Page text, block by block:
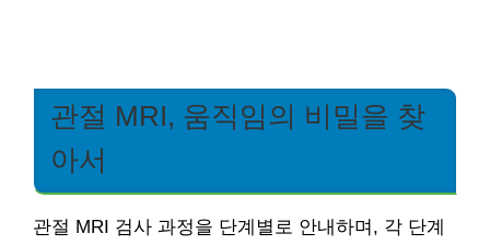
관절 MRI, 움직임의 비밀을 찾
아서
관절 MRI 검사 과정을 단계별로 안내하며, 각 단계